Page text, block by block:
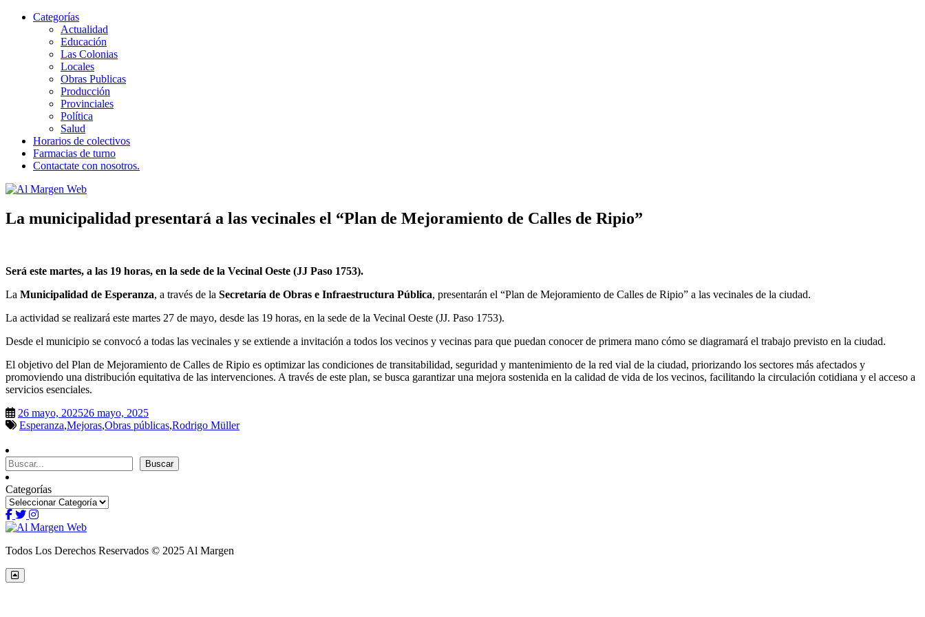
Categorías
Actualidad
Educación
Las Colonias
Locales
Obras Publicas
Producción
Provinciales
Política
Salud
Horarios de colectivos
Farmacias de turno
Contactate con nosotros.
Al Margen Web
Ir
al
La municipalidad presentará a las vecinales el “Plan de Mejoramiento de Calles de Ripio”
Será este martes, a las 19 horas, en la sede de la Vecinal Oeste (JJ Paso 1753).
La Municipalidad de Esperanza, a través de la Secretaría de Obras e Infraestructura Pública, presentarán el “Plan de Mejoramiento de Calles de Ripio” a las vecinales de la ciudad.
La actividad se realizará este martes 27 de mayo, desde las 19 horas, en la sede de la Vecinal Oeste (JJ. Paso 1753).
Desde el municipio se convocó a todas las vecinales y se extiende a invitación a todos los vecinos y vecinas para que puedan conocer de primera mano cómo se diagramará el trabajo previsto en la ciudad.
El objetivo del Plan de Mejoramiento de Calles de Ripio es optimizar las condiciones de transitabilidad, seguridad y mantenimiento de la red vial de la ciudad, priorizando los sectores más afectados y
promoviendo una distribución equitativa de las intervenciones. A través de este plan, se busca garantizar una mejora sostenida en la calidad de vida de los vecinos, facilitando la circulación cotidiana y el acceso a
servicios esenciales.
26 mayo, 202526 mayo, 2025
Esperanza,Mejoras,Obras públicas,Rodrigo Müller
Buscar Buscar
Categorías
Todos Los Derechos Reservados © 2025 Al Margen